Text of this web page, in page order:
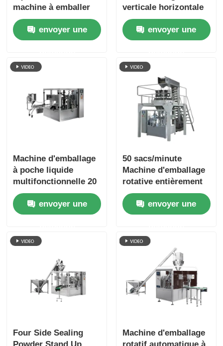
machine à emballer
automatique
horizontale.envoyer une
verticale horizontale
de mini-sacs à café
envoyer une
Machine d'emballage
à poche liquide
multifonctionnelle 20
à 70 sacs/min 10 à
1000 g envoyer une
50 sacs/minute
Machine d'emballage
rotative entièrement
automatique Granule
poudre liquide
envoyer une
Four Side Sealing
Machine d'emballage